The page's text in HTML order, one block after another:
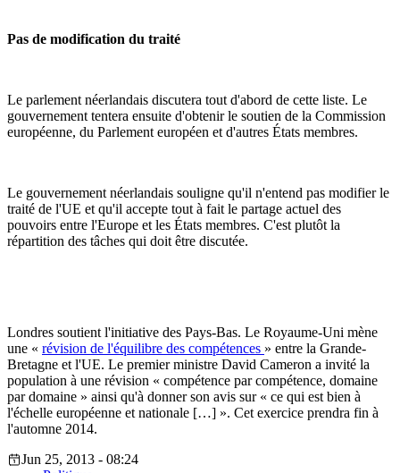
Pas de modification du traité
Le parlement néerlandais discutera tout d'abord de cette liste. Le
gouvernement tentera ensuite d'obtenir le soutien de la Commission
européenne, du Parlement européen et d'autres États membres.
Le gouvernement néerlandais souligne qu'il n'entend pas modifier le
traité de l'UE et qu'il accepte tout à fait le partage actuel des
pouvoirs entre l'Europe et les États membres. C'est plutôt la
répartition des tâches qui doit être discutée.
Londres soutient l'initiative des Pays-Bas. Le Royaume-Uni mène
une « révision de l'équilibre des compétences » entre la Grande-
Bretagne et l'UE. Le premier ministre David Cameron a invité la
population à une révision « compétence par compétence, domaine
par domaine » ainsi qu'à donner son avis sur « ce qui est bien à
l'échelle européenne et nationale […] ». Cet exercice prendra fin à
l'automne 2014.
Jun 25, 2013 - 08:24